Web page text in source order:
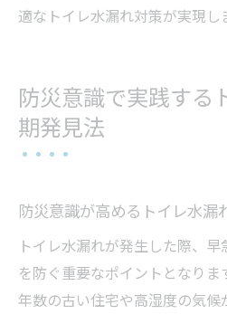
適なトイレ水漏れ対策が実現し
防災意識で実践する
期発見法
防災意識が高めるトイレ水漏
トイレ水漏れが発生した際、
を防ぐ重要なポイントとなり
年数の古い住宅や高湿度の気